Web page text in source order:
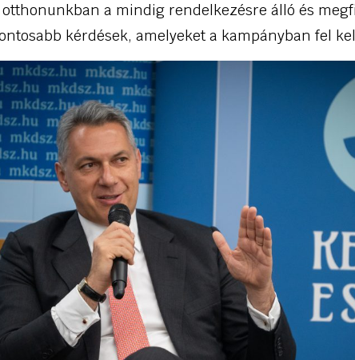
a mindig rendelkezésre álló és
kérdések, amelyeket a kampányban fel